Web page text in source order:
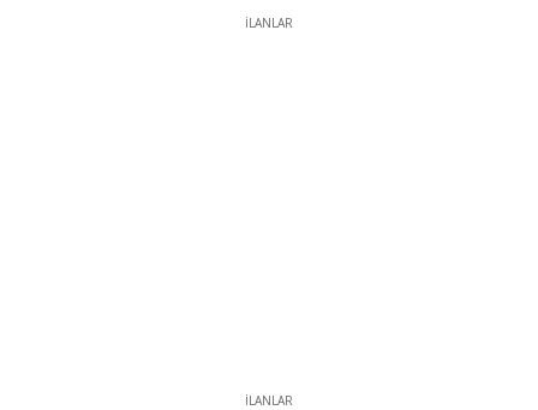
İLANLAR
İLANLAR